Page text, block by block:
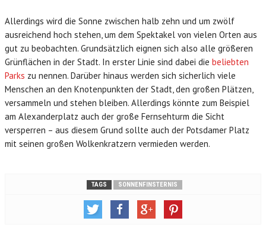
Allerdings wird die Sonne zwischen halb zehn und um zwölf
ausreichend hoch stehen, um dem Spektakel von vielen Orten aus
gut zu beobachten. Grundsätzlich eignen sich also alle größeren
Grünflächen in der Stadt. In erster Linie sind dabei die beliebten
Parks zu nennen. Darüber hinaus werden sich sicherlich viele
Menschen an den Knotenpunkten der Stadt, den großen Plätzen,
versammeln und stehen bleiben. Allerdings könnte zum Beispiel
am Alexanderplatz auch der große Fernsehturm die Sicht
versperren – aus diesem Grund sollte auch der Potsdamer Platz
mit seinen großen Wolkenkratzern vermieden werden.
TAGS SONNENFINSTERNIS